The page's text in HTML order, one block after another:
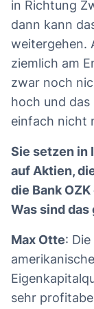
in Richtung
dann kann
weitergehen.
ziemlich am
zwar noch
hoch und
einfach nicht
Sie setzen in
auf Aktien,
die Bank
Was sind
Max Otte:
sehr